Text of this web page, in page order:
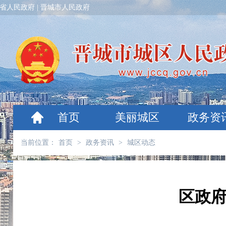
人民政府 晋城市人民政府
首页 美丽城区 政务资
当前位置： 首页 > 政务资讯 > 城区动态
区政